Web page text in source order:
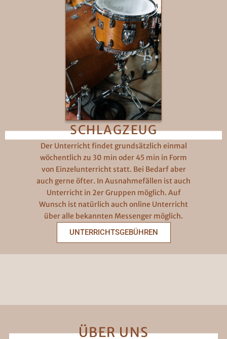
SCHLAGZEUG
Der Unterricht findet grundsätzlich einmal
wöchentlich zu 30 min oder 45 min in Form
von Einzelunterricht statt. Bei Bedarf aber
auch gerne öfter. In Ausnahmefällen ist auch
Unterricht in 2er Gruppen möglich. Auf
Wunsch ist natürlich auch online Unterricht
über alle bekannten Messenger möglich.
UNTERRICHTSGEBÜHREN
ÜBER UNS